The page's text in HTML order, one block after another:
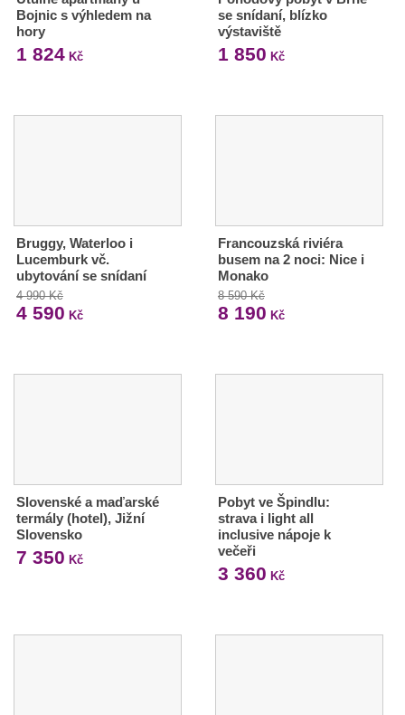
Bojnic s výhledem na
hory
1 824 Kč
se snídaní, blízko
výstaviště
1 850 Kč
Bruggy, Waterloo i
Lucemburk vč.
ubytování se snídaní
4 990 Kč
4 590 Kč
Francouzská riviéra
busem na 2 noci: Nice i
Monako
8 590 Kč
8 190 Kč
Slovenské a maďarské
termály (hotel), Jižní
Slovensko
7 350 Kč
Pobyt ve Špindlu:
strava i light all
inclusive nápoje k
večeři
3 360 Kč